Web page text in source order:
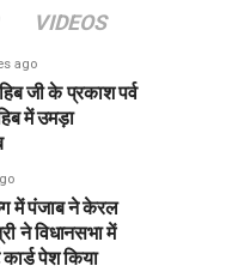
VIDEOS
ago
जी के प्रकाश पर्व
में उमड़ा
में पंजाब ने केरल
ने विधानसभा में
कार्ड पेश किया